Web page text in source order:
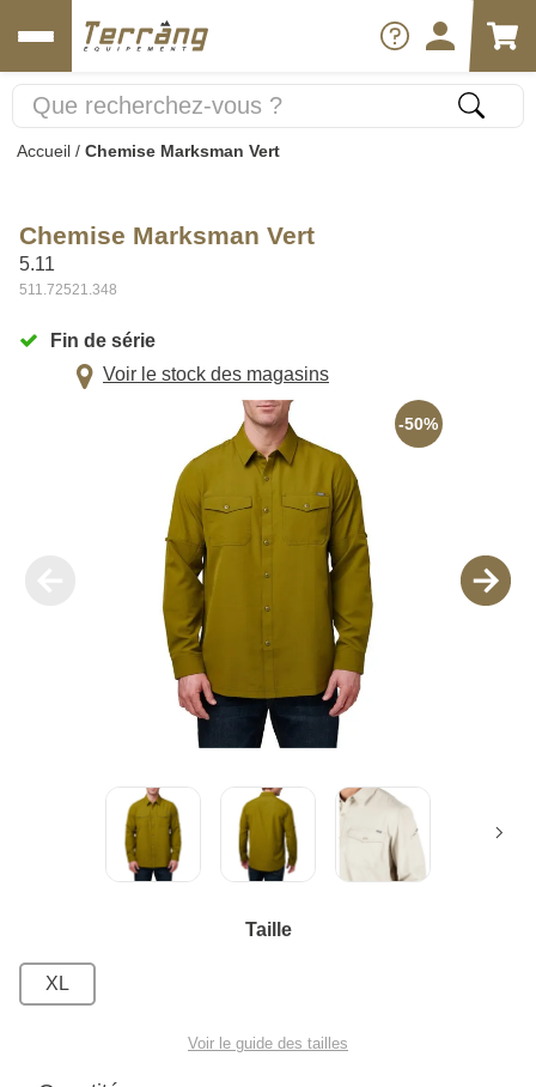
Accueil / Chemise Marksman Vert
Chemise Marksman Vert
5.11
511.72521.348
Fin de série
Voir le stock des magasins
-50%
Taille
XL
Voir le guide des tailles